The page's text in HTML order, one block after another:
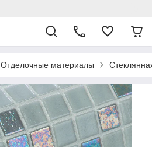
Отделочные материалы